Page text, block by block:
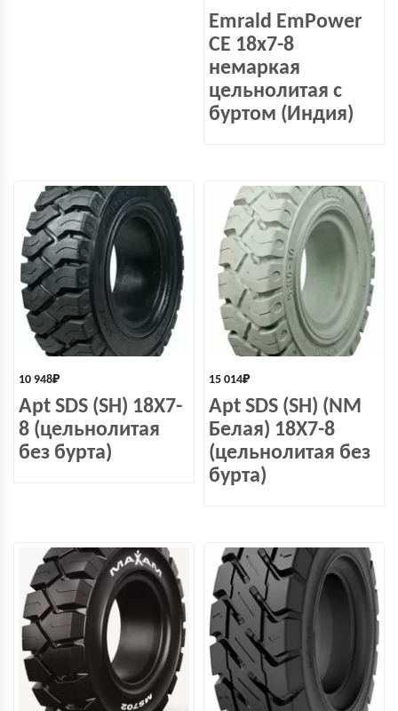
Emrald EmPower
СЕ 18х7-8
немаркая
цельнолитая с
буртом (Индия)
10 948₽
Apt SDS (SH) 18X7-
8 (цельнолитая
без бурта)
15 014₽
Apt SDS (SH) (NM
Белая) 18X7-8
(цельнолитая без
бурта)